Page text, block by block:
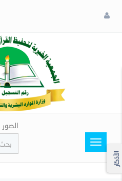
Toggle
navigation
الصور
الأذكار